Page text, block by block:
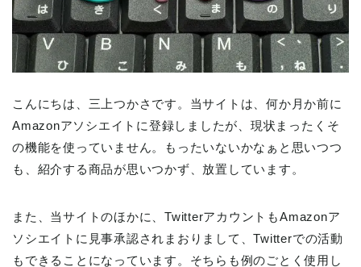
こんにちは、三上つかさです。当サイトは、何か月か前に
Amazonアソシエイトに登録しましたが、現状まったくそ
の機能を使っていません。もったいないかなぁと思いつつ
も、紹介する商品が思いつかず、放置しています。
また、当サイトのほかに、TwitterアカウントもAmazonア
ソシエイトに見事承認されまおりまして、Twitterでの活動
もできることになっています。そちらも例のごとく使用し